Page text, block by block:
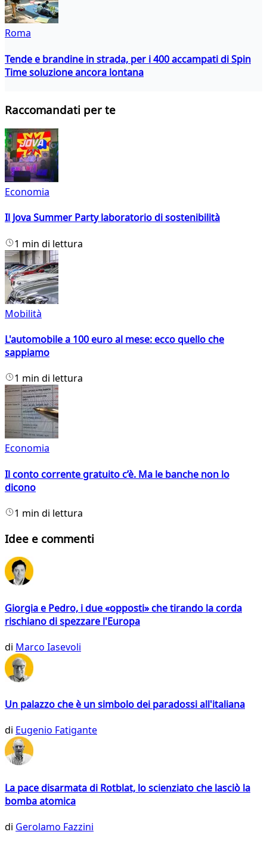
Roma
Tende e brandine in strada, per i 400 accampati di Spin
Time soluzione ancora lontana
Raccomandati per te
Economia
Il Jova Summer Party laboratorio di sostenibilità
1 min di lettura
Mobilità
L'automobile a 100 euro al mese: ecco quello che
sappiamo
1 min di lettura
Economia
Il conto corrente gratuito c’è. Ma le banche non lo
dicono
1 min di lettura
Idee e commenti
Giorgia e Pedro, i due «opposti» che tirando la corda
rischiano di spezzare l'Europa
di Marco Iasevoli
Un palazzo che è un simbolo dei paradossi all'italiana
di Eugenio Fatigante
La pace disarmata di Rotblat, lo scienziato che lasciò la
bomba atomica
di Gerolamo Fazzini